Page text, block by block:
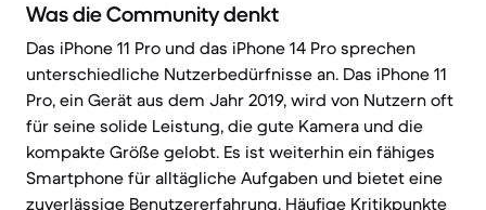
Was die Community denkt
Das iPhone 11 Pro und das iPhone 14 Pro sprechen
unterschiedliche Nutzerbedürfnisse an. Das iPhone 11
Pro, ein Gerät aus dem Jahr 2019, wird von Nutzern oft
für seine solide Leistung, die gute Kamera und die
kompakte Größe gelobt. Es ist weiterhin ein fähiges
Smartphone für alltägliche Aufgaben und bietet eine
zuverlässige Benutzererfahrung. Häufige Kritikpunkte